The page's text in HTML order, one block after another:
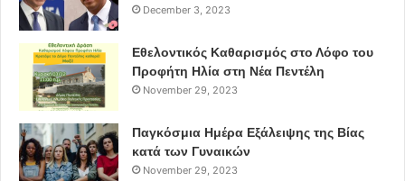
December 3, 2023
Εθελοντικός Καθαρισμός στο Λόφο του
Προφήτη Ηλία στη Νέα Πεντέλη
November 29, 2023
Παγκόσμια Ημέρα Εξάλειψης της Βίας
κατά των Γυναικών
November 29, 2023